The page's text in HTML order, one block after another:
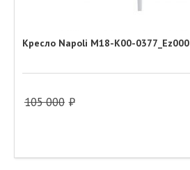
Кресло Napoli M18-K00-0377_Ez000
105 000